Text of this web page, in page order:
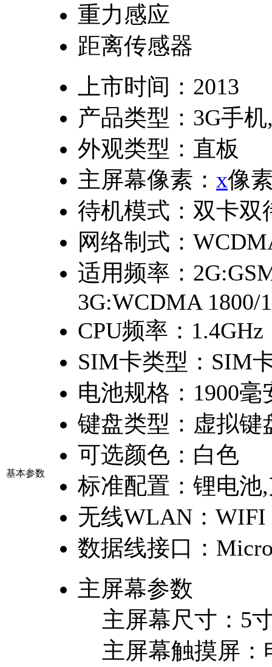
基本参数
重力感应
距离传感器
上市时间： 2013
产品类型： 3G手
外观类型： 直板
主屏幕像素： x像
待机模式： 双卡双
网络制式：
适用频率：
3G:WCDMA 1800/
CPU频率： 1.4GHz
SIM卡类型： SIM
电池规格： 1900
键盘类型： 虚拟键
可选颜色： 白色
标准配置： 锂电池
无线WLAN： WIFI
数据线接口：
主屏幕参数
主屏幕尺寸： 5
主屏幕触摸屏：